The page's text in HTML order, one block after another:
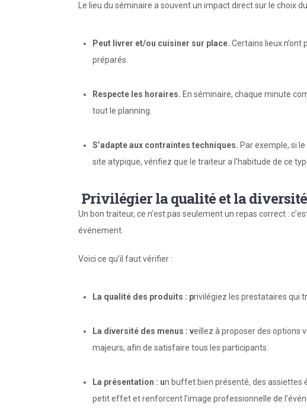
Le lieu du séminaire a souvent un impact direct sur le choix
Peut livrer et/ou cuisiner sur place. Certains lieux n’ont
préparés.
Respecte les horaires. En séminaire, chaque minute
tout le planning.
S’adapte aux contraintes techniques. Par exemple, si
site atypique, vérifiez que le traiteur a l’habitude de ce
Privilégier la qualité et la diversité
Un bon traiteur, ce n’est pas seulement un repas correct :
événement.
Voici ce qu’il faut vérifier :
La qualité des produits : privilégiez les prestataires qui
La diversité des menus : veillez à proposer des options
majeurs, afin de satisfaire tous les participants.
La présentation : un buffet bien présenté, des assiettes
petit effet et renforcent l’image professionnelle de